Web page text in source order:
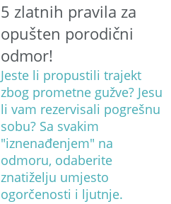
5 zlatnih pravila za
opušten porodični
odmor!
Jeste li propustili trajekt
zbog prometne gužve? Jesu
li vam rezervisali pogrešnu
sobu? Sa svakim
"iznenađenjem" na
odmoru, odaberite
znatiželju umjesto
ogorčenosti i ljutnje.